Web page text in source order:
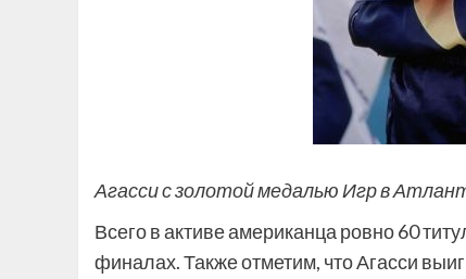
Агасси с золотой медалью Игр в
Всего в активе американца ровно 60
финалах. Также отметим, что Агасси